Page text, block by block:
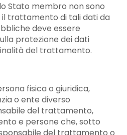
Stato membro non sono
trattamento di tali dati da
deve essere
protezione dei dati
del trattamento.
fisica o giuridica,
o ente diverso
del trattamento,
e persone che, sotto